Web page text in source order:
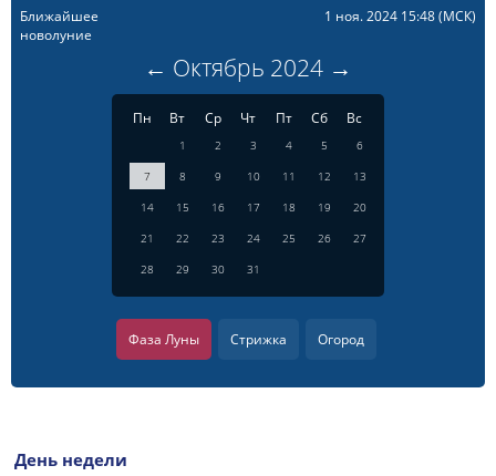
Ближайшее
новолуние
1 ноя. 2024 15:48(МСК)
← Октябрь 2024 →
Пн Вт Ср Чт Пт Сб Вс
1 2 3 4 5
6
7
8 9 10 11 12
13
14
15 16 17 18 19
20
21
22 23 24 25 26
27
28
29 30 31
Фаза Луны Стрижка Огород
День недели